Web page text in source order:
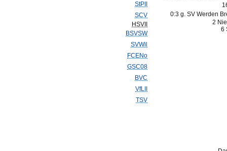
StPII
SCV
HSVII
BSVSW
SVWil
FCENo
GSC08
BVC
VfLII
TSV
0:3 g. SV Werden
2
6